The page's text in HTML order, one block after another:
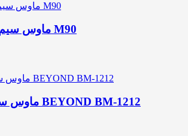
ماوس سیم دار لاجیتک مدل M90
ماوس سیم دار بیاند مدل BEYOND BM-1212